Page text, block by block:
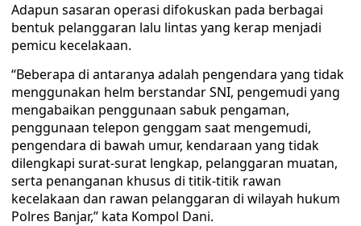
Adapun sasaran operasi difokuskan pada berbagai
bentuk pelanggaran lalu lintas yang kerap menjadi
pemicu kecelakaan.
“Beberapa di antaranya adalah pengendara yang tidak
menggunakan helm berstandar SNI, pengemudi yang
mengabaikan penggunaan sabuk pengaman,
penggunaan telepon genggam saat mengemudi,
pengendara di bawah umur, kendaraan yang tidak
dilengkapi surat-surat lengkap, pelanggaran muatan,
serta penanganan khusus di titik-titik rawan
kecelakaan dan rawan pelanggaran di wilayah hukum
Polres Banjar,” kata Kompol Dani.